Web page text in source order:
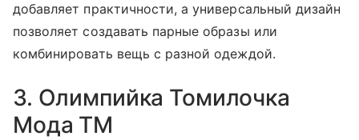
добавляет практичности, а универсальный дизайн
позволяет создавать парные образы или
комбинировать вещь с разной одеждой.
3. Олимпийка Томилочка
Мода ТМ